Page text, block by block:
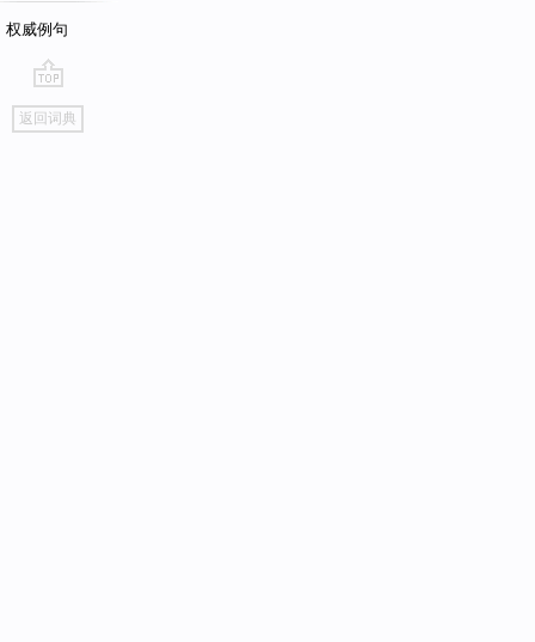
权威例句
go
top
返回词典